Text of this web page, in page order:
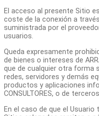
El acceso al presente Sitio
coste de la conexión a
suministrada por el
usuarios.
Queda expresamente
de bienes o intereses de
que de cualquier otra forma
redes, servidores y demás
productos y aplicaciones
CONSULTORES, o de
En el caso de que el